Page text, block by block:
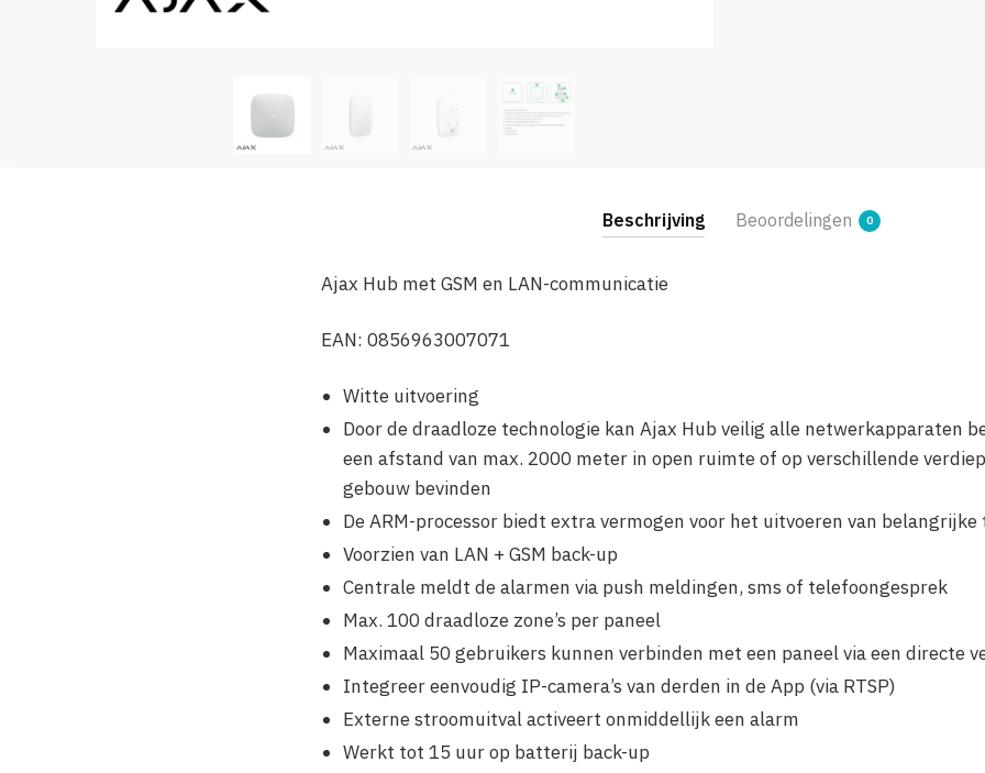
Beschrijving Beoordelingen 0
Ajax Hub met GSM en LAN-communicatie
EAN: 0856963007071
Witte uitvoering
Door de draadloze technologie kan Ajax Hub veilig alle netwerkapparaten
een afstand van max. 2000 meter in open ruimte of op verschillende
gebouw bevinden
De ARM-processor biedt extra vermogen voor het uitvoeren van belangrijke
Voorzien van LAN + GSM back-up
Centrale meldt de alarmen via push meldingen, sms of telefoongesprek
Max. 100 draadloze zone’s per paneel
Maximaal 50 gebruikers kunnen verbinden met een paneel via een directe
Integreer eenvoudig IP-camera’s van derden in de App (via RTSP)
Externe stroomuitval activeert onmiddellijk een alarm
Werkt tot 15 uur op batterij back-up